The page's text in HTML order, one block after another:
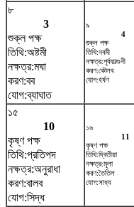
৮
3
শুক্ল পক্ষ
তিথি:অষ্টমী
নক্ষত্র:মঘা
করণ:বব
যোগ:ব্যাঘাত
৯
4
শুক্ল পক্ষ
তিথি:নবমী
নক্ষত্র:পূর্বফাল্গুনী
করণ:কৌলব
যোগ:হর্ষণ
১৫
10
কৃষ্ণ পক্ষ
তিথি:প্রতিপদ
নক্ষত্র:অনুরাধা
করণ:বালব
যোগ:সিদ্ধ
১৬
11
কৃষ্ণ পক্ষ
তিথি:দ্বিতীয়া
নক্ষত্র:মূলা
করণ:তৈতিল
যোগ:সাধ্য